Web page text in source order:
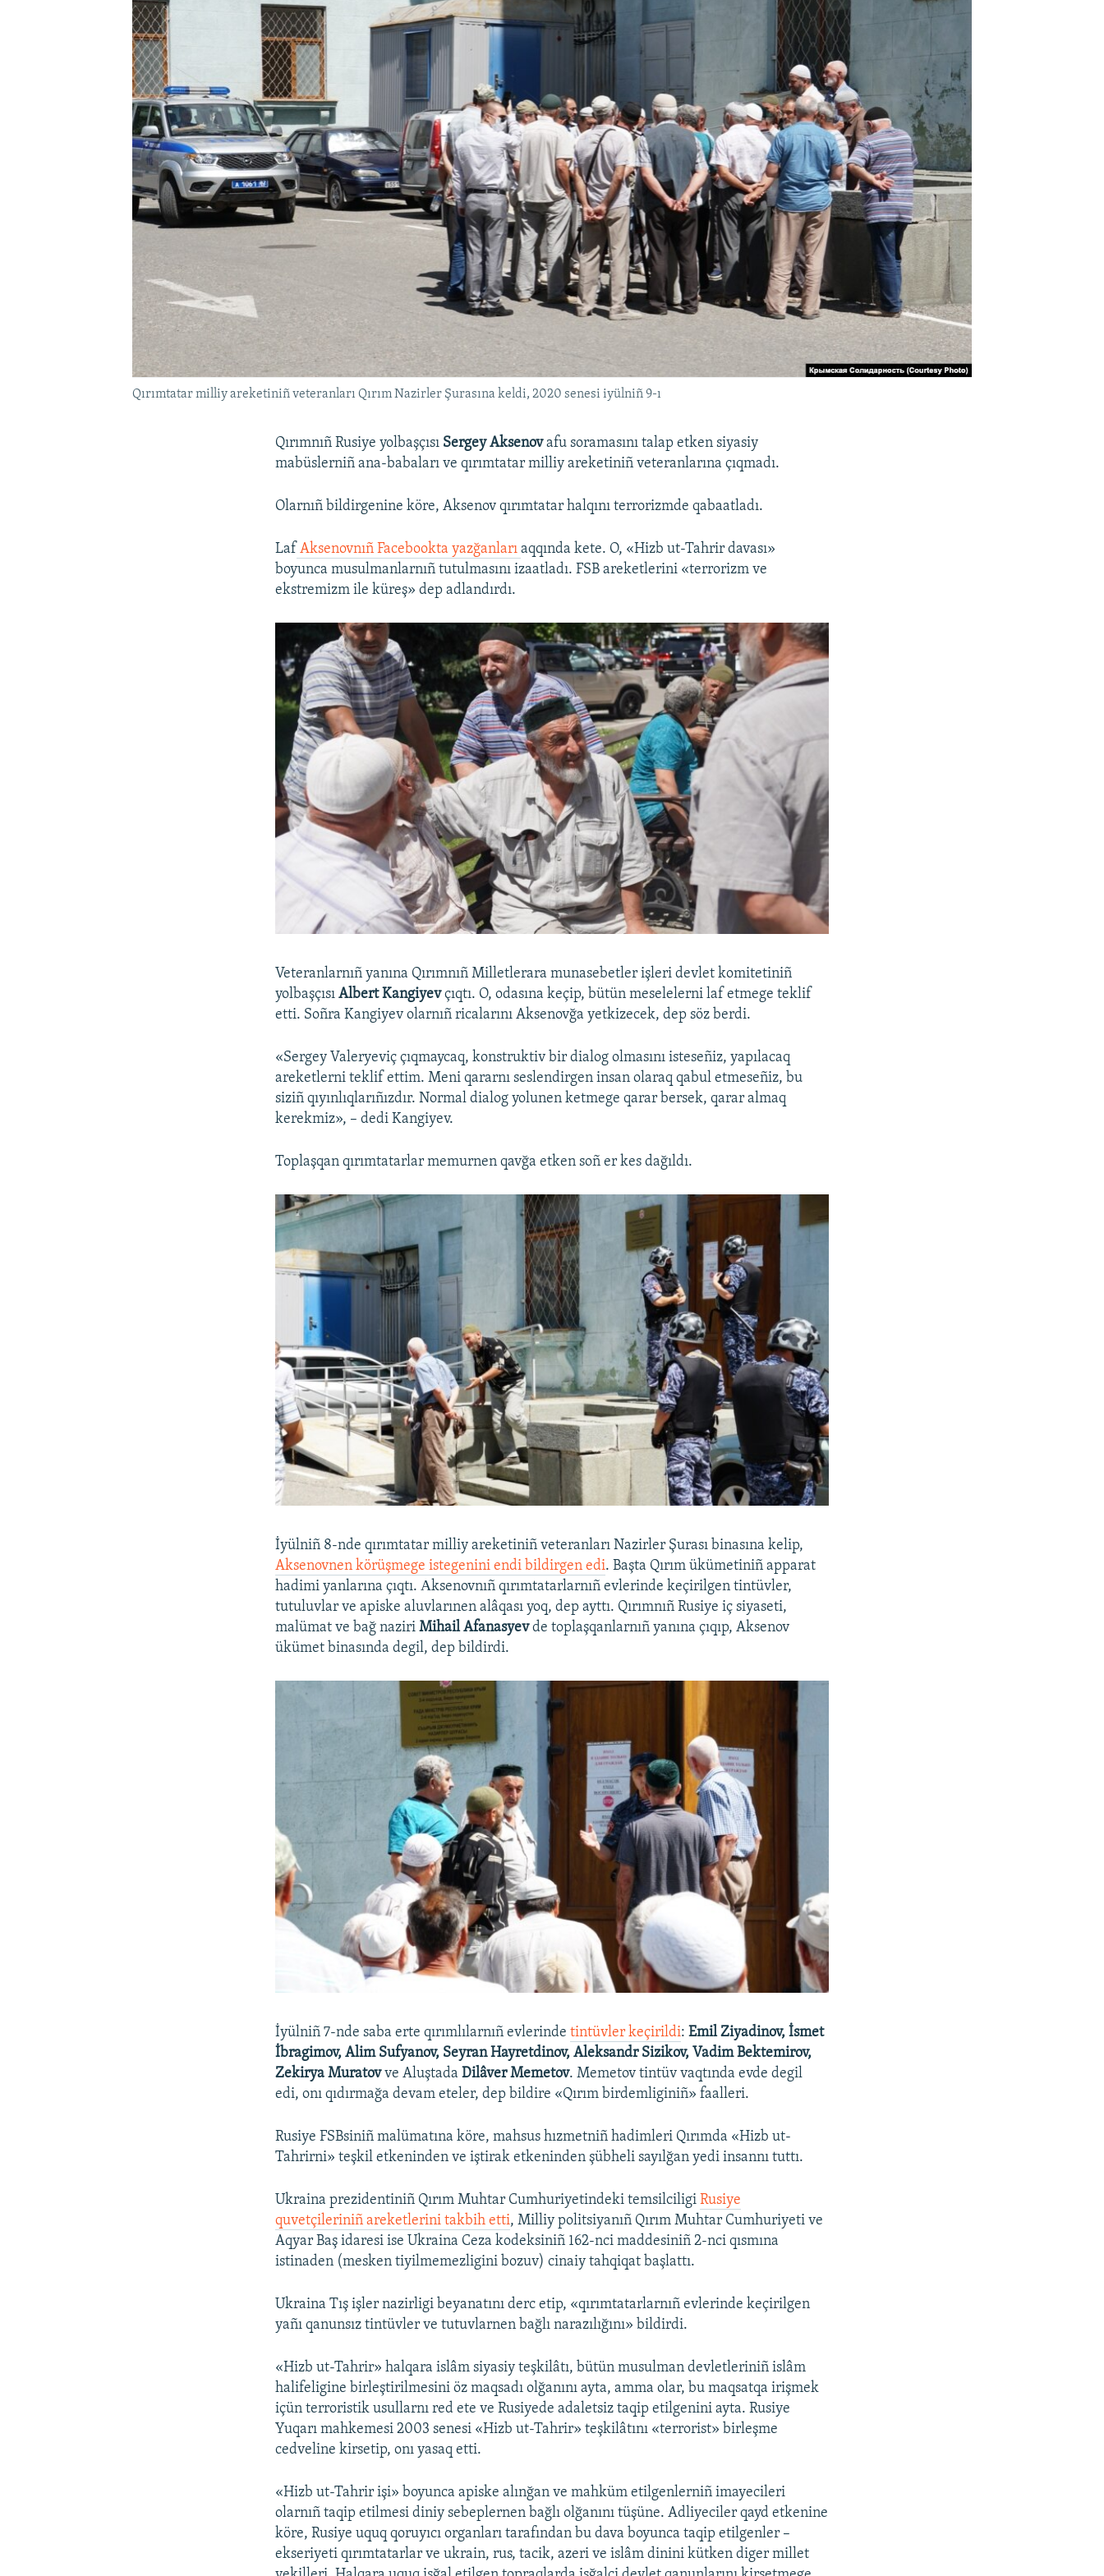
Qırımtatar milliy areketiniñ veteranları Qırım Nazirler Şurasına keldi, 2020 senesi iyülniñ 9-ı
Qırımnıñ Rusiye yolbaşçısı Sergey Aksenovafu soramasını talap etken siyasiy
mabüslerniñ ana-babaları ve qırımtatar milliy areketiniñ veteranlarına çıqmadı.
Olarnıñ bildirgenine köre, Aksenov qırımtatar halqını terrorizmde qabaatladı.
Laf Aksenovnıñ Facebookta yazğanlarıaqqında kete. O, «Hizb ut-Tahrir davası»
boyunca musulmanlarnıñ tutulmasını izaatladı. FSB areketlerini «terrorizm ve
ekstremizm ile küreş» dep adlandırdı.
Veteranlarnıñ yanına Qırımnıñ Milletlerara munasebetler işleri devlet komitetiniñ
yolbaşçısıAlbert Kangiyevçıqtı. O, odasına keçip, bütün meselelerni laf etmege teklif
etti. Soñra Kangiyev olarnıñ ricalarını Aksenovğa yetkizecek, dep söz berdi.
«Sergey Valeryeviç çıqmaycaq, konstruktiv bir dialog olmasını isteseñiz, yapılacaq
areketlerni teklif ettim. Meni qararnı seslendirgen insan olaraq qabul etmeseñiz, bu
siziñ qıyınlıqlarıñızdır. Normal dialog yolunen ketmege qarar bersek, qarar almaq
kerekmiz», – dedi Kangiyev.
Toplaşqan qırımtatarlar memurnen qavğa etken soñ er kes dağıldı.
İyülniñ 8-nde qırımtatar milliy areketiniñ veteranları Nazirler Şurası binasına kelip,
Aksenovnen körüşmege istegenini endi bildirgen edi. Başta Qırım ükümetiniñ apparat
hadimi yanlarına çıqtı. Аksenovnıñ qırımtatarlarnıñ evlerinde keçirilgen tintüvler,
tutuluvlar ve apiske aluvlarınen alâqası yoq, dep ayttı. Qırımnıñ Rusiye iç siyaseti,
malümat ve bağ naziriMihail Afanasyevde toplaşqanlarnıñ yanına çıqıp, Aksenov
ükümet binasında degil, dep bildirdi.
İyülniñ 7-nde saba erte qırımlılarnıñ evlerindetintüvler keçirildi:Emil Ziyadinov, İsmet
İbragimov, Alim Sufyanov, Seyran Hayretdinov, Aleksandr Sizikov, Vadim Bektemirov,
Zekirya Muratovve AluştadaDilâver Memetov. Memetov tintüv vaqtında evde degil
edi, onı qıdırmağa devam eteler, dep bildire «Qırım birdemliginiñ» faalleri.
Rusiye FSBsiniñ malümatına köre, mahsus hızmetniñ hadimleri Qırımda «Hizb ut-
Tahrirni» teşkil etkeninden ve iştirak etkeninden şübheli sayılğan yedi insannı tuttı.
Ukraina prezidentiniñ Qırım Muhtar Cumhuriyetindeki temsilciligiRusiye
quvetçileriniñ areketlerini takbih etti, Milliy politsiyanıñ Qırım Muhtar Cumhuriyeti ve
Aqyar Baş idaresi ise Ukraina Ceza kodeksiniñ 162-nci maddesiniñ 2-nci qısmına
istinaden (mesken tiyilmemezligini bozuv) cinaiy tahqiqat başlattı.
Ukraina Tış işler nazirligi beyanatını derc etip, «qırımtatarlarnıñ evlerinde keçirilgen
yañı qanunsız tintüvler ve tutuvlarnen bağlı narazılığını» bildirdi.
«Hizb ut-Tahrir» halqara islâm siyasiy teşkilâtı, bütün musulman devletleriniñ islâm
halifeligine birleştirilmesini öz maqsadı olğanını ayta, amma olar, bu maqsatqa irişmek
içün terroristik usullarnı red ete ve Rusiyede adaletsiz taqip etilgenini ayta. Rusiye
Yuqarı mahkemesi 2003 senesi «Hizb ut-Tahrir» teşkilâtını «terrorist» birleşme
cedveline kirsetip, onı yasaq etti.
«Hizb ut-Tahrir işi» boyunca apiske alınğan ve mahküm etilgenlerniñ imayecileri
olarnıñ taqip etilmesi diniy sebeplernen bağlı olğanını tüşüne. Adliyeciler qayd etkenine
köre, Rusiye uquq qoruyıcı organları tarafından bu dava boyunca taqip etilgenler –
ekseriyeti qırımtatarlar ve ukrain, rus, tacik, azeri ve islâm dinini kütken diger millet